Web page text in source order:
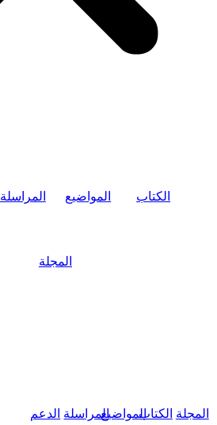
المراسلة المواضيع الكتاب
المجلة
الدعم المراسلةالمواضيعالكتاب المجلة